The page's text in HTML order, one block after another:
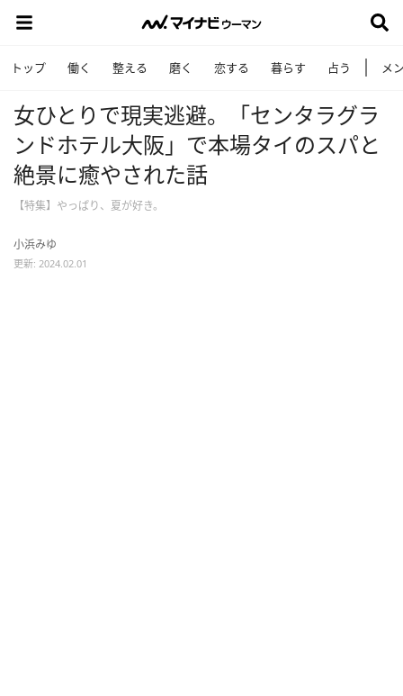
トップ 働く 整える 磨く 恋する 暮らす 占う メ
女ひとりで現実逃避。「センタラグラ
ンドホテル大阪」で本場タイのスパと
絶景に癒やされた話
【特集】やっぱり、夏が好き。
小浜みゆ
更新: 2024.02.01